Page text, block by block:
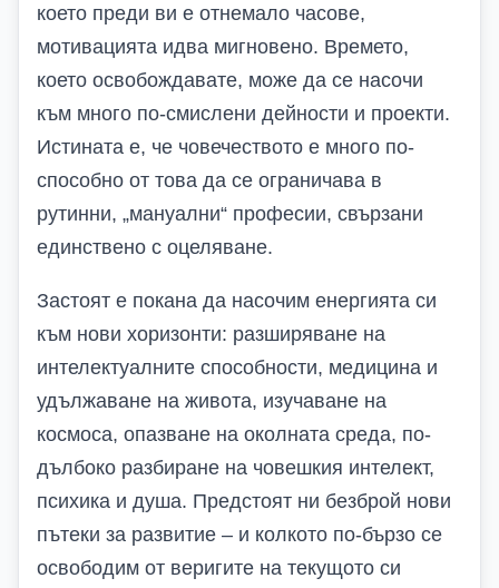
което преди ви е отнемало часове,
мотивацията идва мигновено. Времето,
което освобождавате, може да се насочи
към много по-смислени дейности и проекти.
Истината е, че човечеството е много по-
способно от това да се ограничава в
рутинни, „мануални“ професии, свързани
единствено с оцеляване.
Застоят е покана да насочим енергията си
към нови хоризонти: разширяване на
интелектуалните способности, медицина и
удължаване на живота, изучаване на
космоса, опазване на околната среда, по-
дълбоко разбиране на човешкия интелект,
психика и душа. Предстоят ни безброй нови
пътеки за развитие – и колкото по-бързо се
освободим от веригите на текущото си